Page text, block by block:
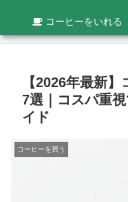
コーヒーをいれる
【2026年最新
7選｜コスパ重
イド
コーヒーを買う